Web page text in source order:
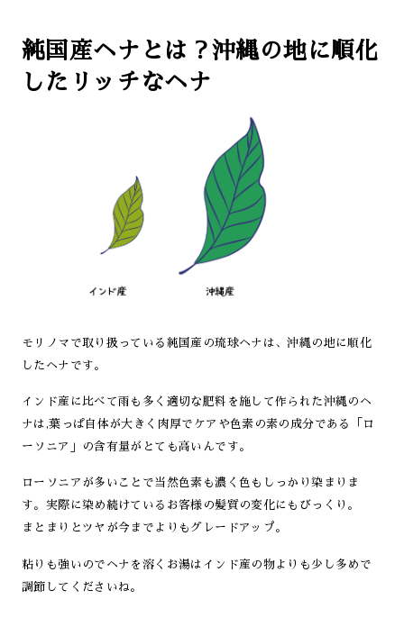
純国産ヘナとは？沖縄の地に順化
したリッチなヘナ
モリノマで取り扱っている純国産の琉球ヘナは、沖縄の地に順化
したヘナです。
インド産に比べて雨も多く適切な肥料を施して作られた沖縄のヘ
ナは,葉っぱ自体が大きく肉厚でケアや色素の素の成分である「ロ
ーソニア」の含有量がとても高いんです。
ローソニアが多いことで当然色素も濃く色もしっかり染まりま
す。実際に染め続けているお客様の髪質の変化にもびっくり。
まとまりとツヤが今までよりもグレードアップ。
粘りも強いのでヘナを溶くお湯はインド産の物よりも少し多めで
調節してくださいね。